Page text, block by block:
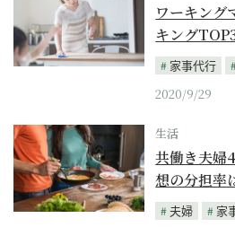
ワーキング
キング
家事代行
2020/9/29
生活
共働き夫婦
想の分担率
夫婦
家